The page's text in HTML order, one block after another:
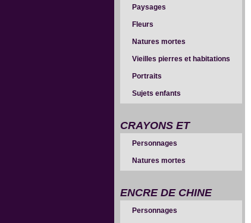
Paysages
Fleurs
Natures mortes
Vieilles pierres et habitations
Portraits
Sujets enfants
CRAYONS ET
SANGUINES
Personnages
Natures mortes
ENCRE DE CHINE
Personnages